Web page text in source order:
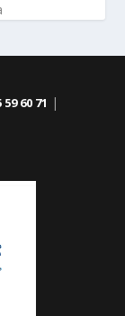
59 60 71 |